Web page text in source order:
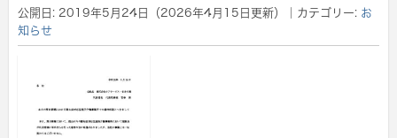
公開日: 2019年5月24日 （2026年4月15日更新） ｜カテゴリー: お
知らせ